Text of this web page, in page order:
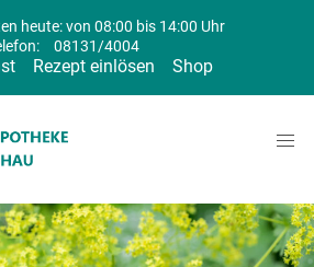
heute: von 08:00 bis 14:00 Uhr
08131/4004
Rezept einlösen Shop